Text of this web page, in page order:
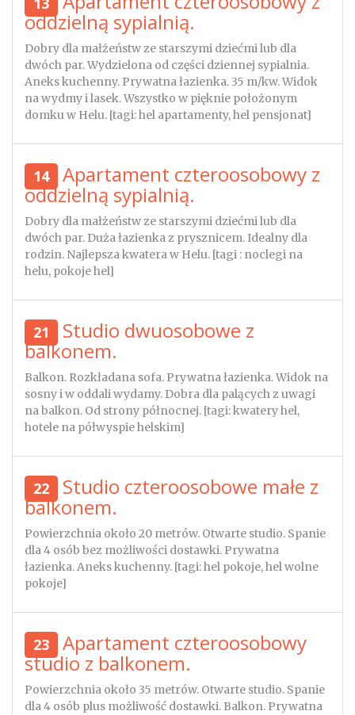
oddzielną sypialnią.
Dobry dla małżeństw ze starszymi dziećmi lub dla
dwóch par. Wydzielona od części dziennej sypialnia.
Aneks kuchenny. Prywatna łazienka. 35 m/kw. Widok
na wydmy i lasek. Wszystko w pięknie położonym
domku w Helu. [tagi: hel apartamenty, hel pensjonat]
14 Apartament czteroosobowy z
oddzielną sypialnią.
Dobry dla małżeństw ze starszymi dziećmi lub dla
dwóch par. Duża łazienka z prysznicem. Idealny dla
rodzin. Najlepsza kwatera w Helu. [tagi : noclegi na
helu, pokoje hel]
21 Studio dwuosobowe z
balkonem.
Balkon. Rozkładana sofa. Prywatna łazienka. Widok na
sosny i w oddali wydamy. Dobra dla palących z uwagi
na balkon. Od strony północnej. [tagi: kwatery hel,
hotele na półwyspie helskim]
22 Studio czteroosobowe małe z
balkonem.
Powierzchnia około 20 metrów. Otwarte studio. Spanie
dla 4 osób bez możliwości dostawki. Prywatna
łazienka. Aneks kuchenny. [tagi: hel pokoje, hel wolne
pokoje]
23 Apartament czteroosobowy
studio z balkonem.
Powierzchnia około 35 metrów. Otwarte studio. Spanie
dla 4 osób plus możliwość dostawki. Balkon. Prywatna